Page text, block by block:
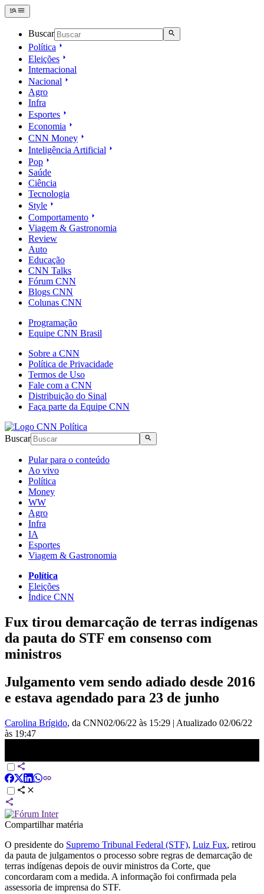
Buscar
Política
Eleições
Internacional
Nacional
Agro
Infra
Esportes
Economia
CNN Money
Inteligência Artificial
Pop
Saúde
Ciência
Tecnologia
Style
Comportamento
Viagem & Gastronomia
Review
Auto
Educação
CNN Talks
Fórum CNN
Blogs CNN
Colunas CNN
Programação
Equipe CNN Brasil
Sobre a CNN
Política de Privacidade
Termos de Uso
Fale com a CNN
Distribuição do Sinal
Faça parte da Equipe CNN
Buscar
Pular para o conteúdo
Ao vivo
Política
Money
WW
Agro
Infra
IA
Esportes
Viagem & Gastronomia
Política
Eleições
Índice CNN
Fux tirou demarcação de terras indígenas
da pauta do STF em consenso com
ministros
Julgamento vem sendo adiado desde 2016
e estava agendado para 23 de junho
Carolina Brígido, da CNN02/06/22 às 15:29 | Atualizado 02/06/22
às 19:47
Compartilhar matéria
O presidente do Supremo Tribunal Federal (STF), Luiz Fux, retirou
da pauta de julgamentos o processo sobre regras de demarcação de
terras indígenas depois de ouvir ministros da Corte, que
concordaram com a medida. A informação foi confirmada pela
assessoria de imprensa do STF.